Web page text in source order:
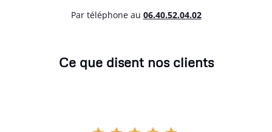
Par téléphone au 06.40.52.04.02
Ce que disent nos clients